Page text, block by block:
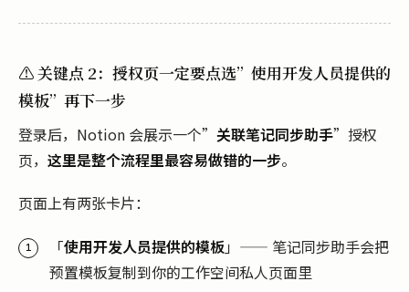
⚠️ 关键点 2：授权页一定要点选”使用开发人员提供的
模板”再下一步
登录后，Notion 会展示一个” 关联笔记同步助手”授权
页， 这里是整个流程里最容易做错的一步。
页面上有两张卡片：
「使用开发人员提供的模板 」—— 笔记同步助手会把
预置模板复制到你的工作空间私人页面里